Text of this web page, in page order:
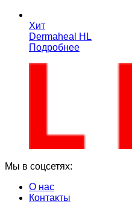
Хит
Dermaheal HL
Подробнее
Мы в соцсетях:
О нас
Контакты